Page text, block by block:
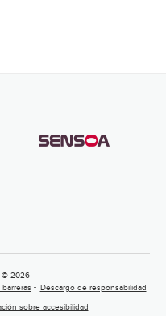
© 2026
Descargo de responsabilidad
sobre accesibilidad